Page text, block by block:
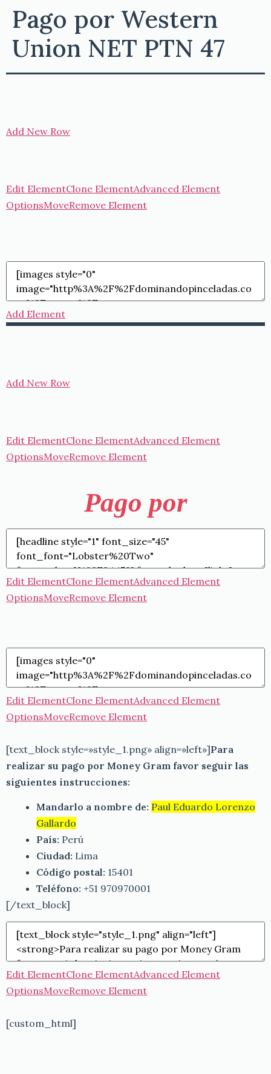
Pago por Western
Union NET PTN 47
Add New Row
Edit ElementClone ElementAdvanced Element
OptionsMoveRemove Element
Add Element
Add New Row
Edit ElementClone ElementAdvanced Element
OptionsMoveRemove Element
Pago por
Edit ElementClone ElementAdvanced Element
OptionsMoveRemove Element
Edit ElementClone ElementAdvanced Element
OptionsMoveRemove Element
[text_block style=»style_1.png» align=»left»]Para
realizar su pago por Money Gram favor seguir las
siguientes instrucciones:
Mandarlo a nombre de: Paul Eduardo Lorenzo
Gallardo
País: Perú
Ciudad: Lima
Código postal: 15401
Teléfono: +51 970970001
[/text_block]
Edit ElementClone ElementAdvanced Element
OptionsMoveRemove Element
[custom_html]